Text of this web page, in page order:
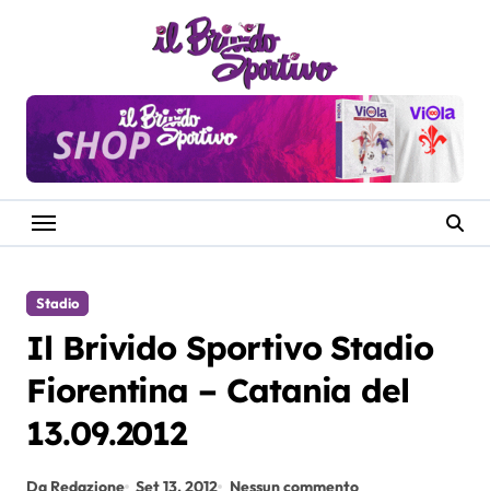
Stadio
Il Brivido Sportivo Stadio
Fiorentina – Catania del
13.09.2012
Da Redazione Set 13, 2012 Nessun commento